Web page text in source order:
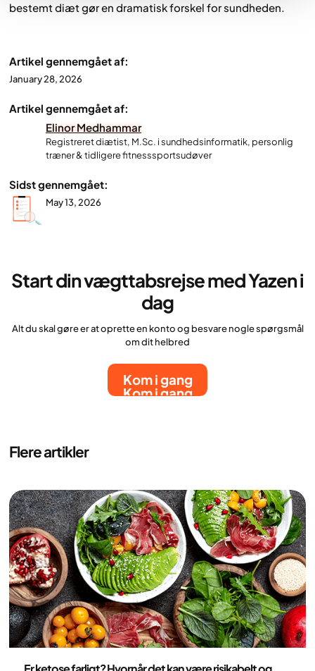
bestemt diæt gør en dramatisk forskel for sundheden.
Artikel gennemgået af:
January 28, 2026
Artikel gennemgået af:
Elinor Medhammar
Registreret diætist, M.Sc. i sundhedsinformatik, personlig
træner & tidligere fitnesssportsudøver
Sidst gennemgået:
May 13, 2026
Start din vægttabsrejse med Yazen i
dag
Alt du skal gøre er at oprette en konto og besvare nogle spørgsmål
om dit helbred
Kom i gang
Kom i gang
Flere artikler